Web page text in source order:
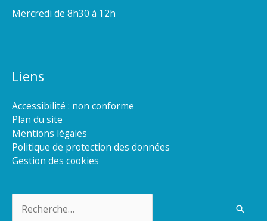
Mercredi de 8h30 à 12h
Liens
Accessibilité : non conforme
Plan du site
Mentions légales
Politique de protection des données
Gestion des cookies